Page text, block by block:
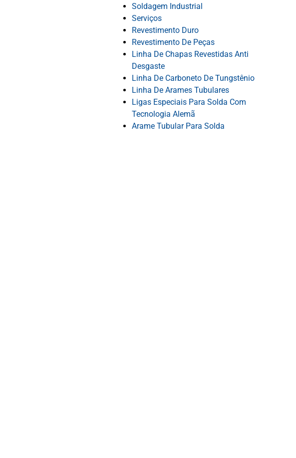
Soldagem Industrial
Serviços
Revestimento Duro
Revestimento De Peças
Linha De Chapas Revestidas Anti
Desgaste
Linha De Carboneto De Tungstênio
Linha De Arames Tubulares
Ligas Especiais Para Solda Com
Tecnologia Alemã
Arame Tubular Para Solda